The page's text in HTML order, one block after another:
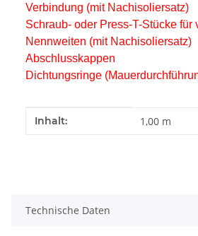
Verbindung (mit Nachisoliersatz)
Schraub- oder Press-T-Stücke für
Nennweiten (mit Nachisoliersatz)
Abschlusskappen
Dichtungsringe
Produkteigenschaft
Wert
Inhalt: 1,00 m
Technische Daten